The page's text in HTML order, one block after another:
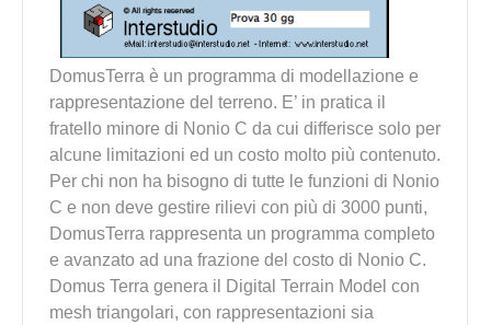
DomusTerra è un programma di modellazione e
rappresentazione del terreno. E’ in pratica il
fratello minore di Nonio C da cui differisce solo per
alcune limitazioni ed un costo molto più contenuto.
Per chi non ha bisogno di tutte le funzioni di Nonio
C e non deve gestire rilievi con più di 3000 punti,
DomusTerra rappresenta un programma completo
e avanzato ad una frazione del costo di Nonio C.
Domus Terra genera il Digital Terrain Model con
mesh triangolari, con rappresentazioni sia